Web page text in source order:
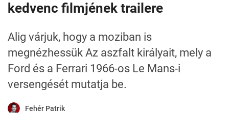
kedvenc filmjének trailere
Alig várjuk, hogy a moziban is
megnézhessük Az aszfalt királyait, mely a
Ford és a Ferrari 1966-os Le Mans-i
versengését mutatja be.
Fehér Patrik